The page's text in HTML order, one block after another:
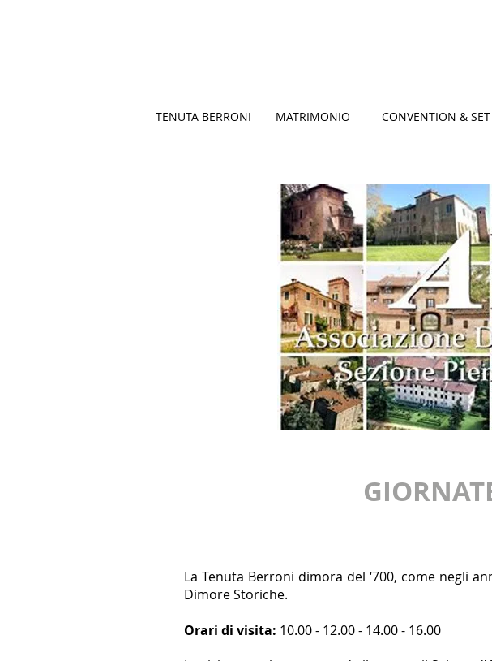
TENUTA BERRONI MATRIMONIO CONVENTION & SET
La Tenuta Berroni dimora del ‘700, come negli
Dimore Storiche.
Orari di visita: 10.00 - 12.00 - 14.00 - 16.00